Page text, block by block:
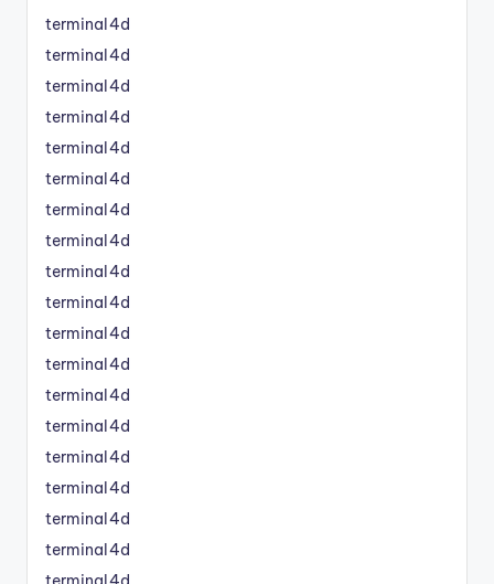
terminal4d
terminal4d
terminal4d
terminal4d
terminal4d
terminal4d
terminal4d
terminal4d
terminal4d
terminal4d
terminal4d
terminal4d
terminal4d
terminal4d
terminal4d
terminal4d
terminal4d
terminal4d